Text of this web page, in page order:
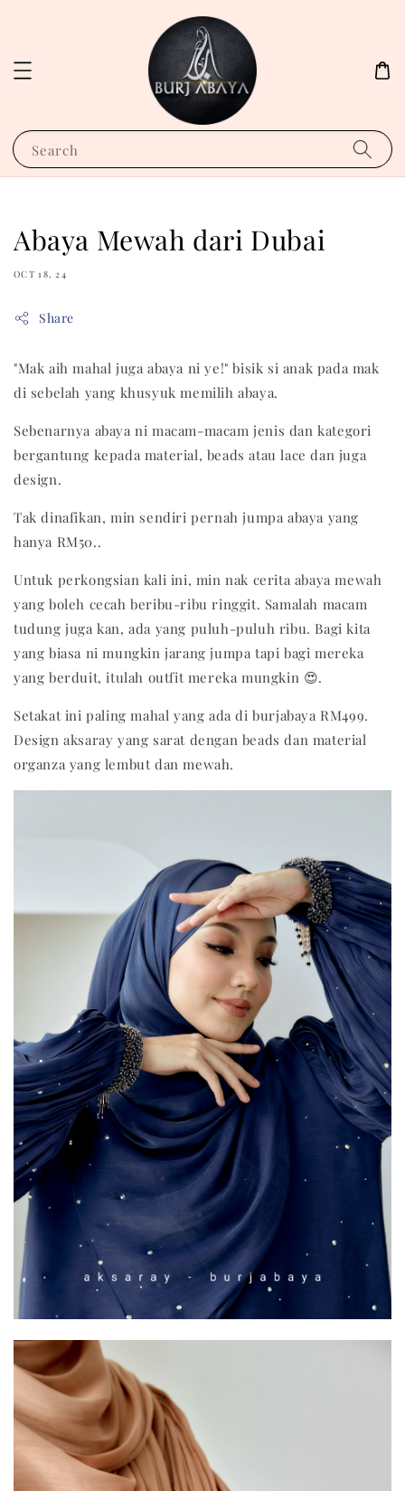
Search
Abaya Mewah dari Dubai
OCT 18, 24
Share
"Mak aih mahal juga abaya ni ye!" bisik si anak pada mak
di sebelah yang khusyuk memilih abaya.
Sebenarnya abaya ni macam-macam jenis dan kategori
bergantung kepada material, beads atau lace dan juga
design.
Tak dinafikan, min sendiri pernah jumpa abaya yang
hanya RM50..
Untuk perkongsian kali ini, min nak cerita abaya mewah
yang boleh cecah beribu-ribu ringgit. Samalah macam
tudung juga kan, ada yang puluh-puluh ribu. Bagi kita
yang biasa ni mungkin jarang jumpa tapi bagi mereka
yang berduit, itulah outfit mereka mungkin 😍.
Setakat ini paling mahal yang ada di burjabaya RM499.
Design aksaray yang sarat dengan beads dan material
organza yang lembut dan mewah.